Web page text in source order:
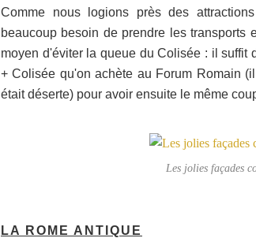
Comme nous logions près des
beaucoup besoin de prendre les transports
moyen d'éviter la queue du Colisée : il suffit
+ Colisée qu'on achète au Forum Romain
était déserte) pour avoir ensuite le même
Les jolies façades
LA ROME ANTIQUE